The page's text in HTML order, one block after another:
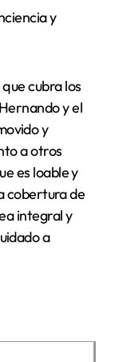
y
cubra los
y el
y
a otros
es loable y
cobertura de
integral y
a